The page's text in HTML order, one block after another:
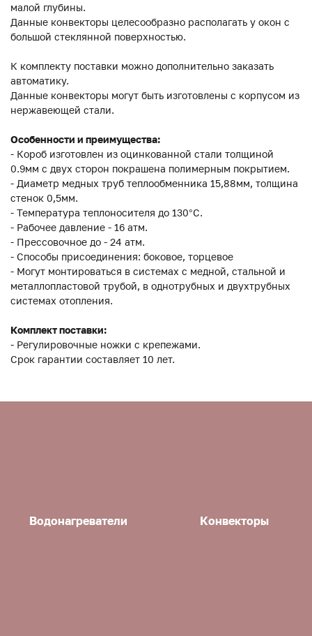
малой глубины.
Данные конвекторы целесообразно располагать у окон с
большой стеклянной поверхностью.
К комплекту поставки можно дополнительно заказать
автоматику.
Данные конвекторы могут быть изготовлены с корпусом из
нержавеющей стали.
Особенности и преимущества:
- Короб изготовлен из оцинкованной стали толщиной
0.9мм с двух сторон покрашена полимерным покрытием.
- Диаметр медных труб теплообменника 15,88мм, толщина
стенок 0,5мм.
- Температура теплоносителя до 130°C.
- Рабочее давление - 16 атм.
- Прессовочное до - 24 атм.
- Способы присоединения: боковое, торцевое
- Могут монтироваться в системах с медной, стальной и
металлопластовой трубой, в однотрубных и двухтрубных
системах отопления.
Комплект поставки:
- Регулировочные ножки с крепежами.
Срок гарантии составляет 10 лет.
Водонагреватели Конвекторы